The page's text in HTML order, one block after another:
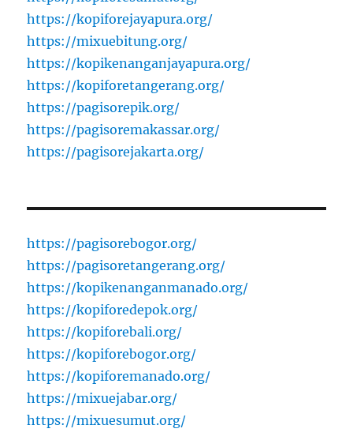
https://kopiforejayapura.org/
https://mixuebitung.org/
https://kopikenanganjayapura.org/
https://kopiforetangerang.org/
https://pagisorepik.org/
https://pagisoremakassar.org/
https://pagisorejakarta.org/
https://pagisorebogor.org/
https://pagisoretangerang.org/
https://kopikenanganmanado.org/
https://kopiforedepok.org/
https://kopiforebali.org/
https://kopiforebogor.org/
https://kopiforemanado.org/
https://mixuejabar.org/
https://mixuesumut.org/